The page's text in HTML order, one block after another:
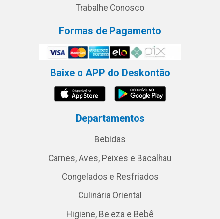
Trabalhe Conosco
Formas de Pagamento
Baixe o APP do Deskontão
Departamentos
Bebidas
Carnes, Aves, Peixes e Bacalhau
Congelados e Resfriados
Culinária Oriental
Higiene, Beleza e Bebê